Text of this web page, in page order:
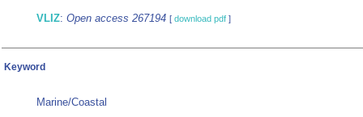
VLIZ: Open access 267194 [ download pdf ]
Keyword
Marine/Coastal